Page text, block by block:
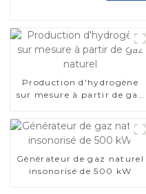
Production d'hydrogène
sur mesure à partir de gaz
Générateur de gaz naturel
insonorisé de 500 kW